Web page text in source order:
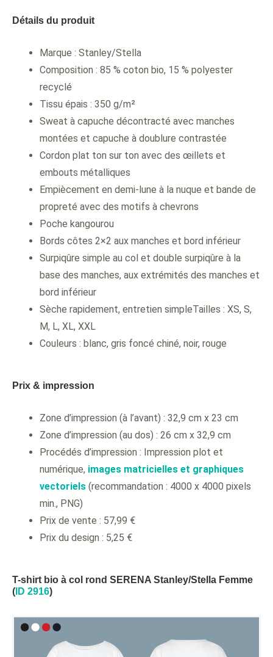
Détails du produit
Marque : Stanley/Stella
Composition : 85 % coton bio, 15 % polyester
recyclé
Tissu épais : 350 g/m²
Sweat à capuche décontracté avec manches
montées et capuche à doublure contrastée
Cordon plat ton sur ton avec des œillets et
embouts métalliques
Empiècement en demi-lune à la nuque et bande de
propreté avec des motifs à chevrons
Poche kangourou
Bords côtes 2×2 aux manches et bord inférieur
Surpiqûre simple au col et double surpiqûre à la
base des manches, aux extrémités des manches et
bord inférieur
Sèche rapidement, entretien simpleTailles : XS, S,
M, L, XL, XXL
Couleurs : blanc, gris foncé chiné, noir, rouge
Prix & impression
Zone d’impression (à l’avant) : 32,9 cm x 23 cm
Zone d’impression (au dos) : 26 cm x 32,9 cm
Procédés d’impression : Impression plot et
numérique, images matricielles et graphiques
vectoriels (recommandation : 4000 x 4000 pixels
min., PNG)
Prix de vente : 57,99 €
Prix du design : 5,25 €
T-shirt bio à col rond SERENA Stanley/Stella Femme
( ID 2916)